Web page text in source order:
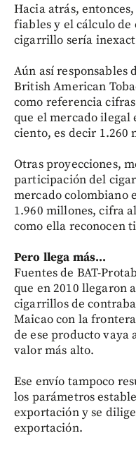
Hacia atrás,
fiables y el cálculo
cigarrillo sería
Aún así responsables
British American
como referencia
que el mercado ilegal
ciento, es decir 1.260
Otras proyecciones,
participación del
mercado colombiano
1.960 millones, cifra
como ella reconocen
Pero llega más...
Fuentes de BAT-
que en 2010 llegaron
cigarrillos de
Maicao con la
de ese producto vaya
valor más alto.
Ese envío tampoco
los parámetros
exportación y se
exportación.